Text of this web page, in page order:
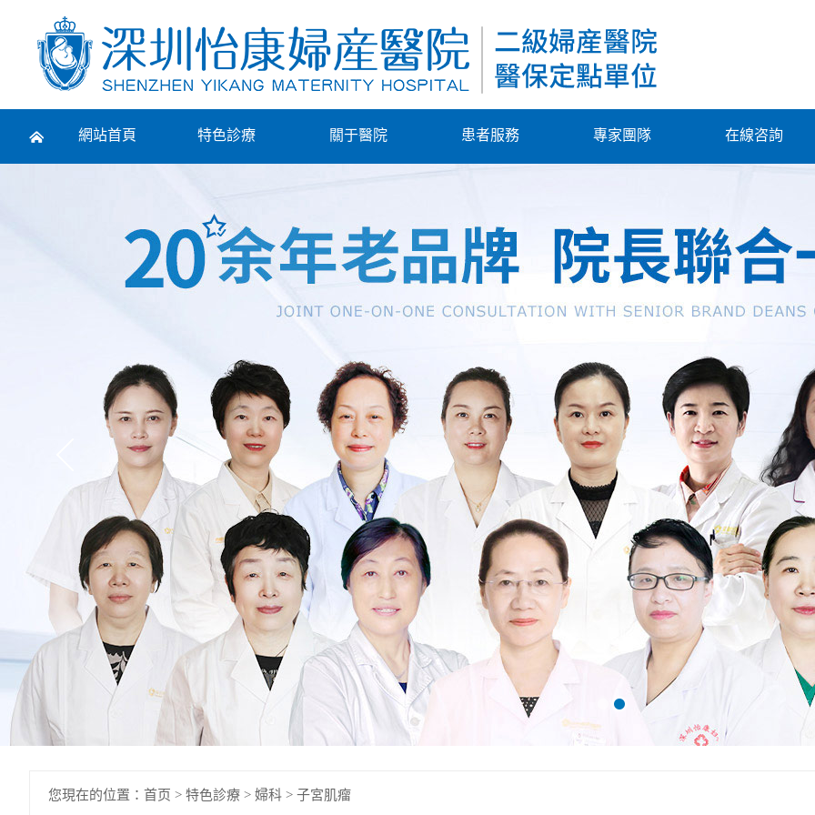
網站首頁 特色診療 關于醫院 患者服務 專家團隊 在線咨詢
Prev
您現在的位置： 首页 > 特色診療 > 婦科 > 子宮肌瘤